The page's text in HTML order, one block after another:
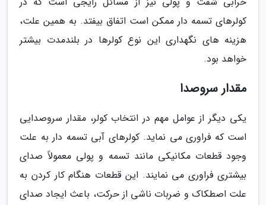
کولرهای تسمه دار ممکن است اتفاق بیفتد. به همین علت،
هزینه های نگهداری این نوع کولرها در بلندمدت بیشتر
خواهد بود.
مقدار سروصدا
یکی دیگر از عوامل مهم در انتخاب کولر، مقدار سروصدایی
است که فراوری می نماید. کولرهای آبی تسمه دار به علت
وجود قطعات مکانیکی مانند تسمه و پولی معمولاً صدای
بیشتری فراوری می نمایند. این قطعات هنگام کار کردن به
علت اصطکاک و ضربات ناشی از حرکت، باعث ایجاد صدای